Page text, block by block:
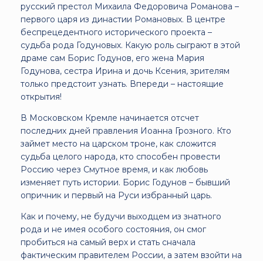
русский престол Михаила Федоровича Романова –
первого царя из династии Романовых. В центре
беспрецедентного исторического проекта –
судьба рода Годуновых. Какую роль сыграют в этой
драме сам Борис Годунов, его жена Мария
Годунова, сестра Ирина и дочь Ксения, зрителям
только предстоит узнать. Впереди – настоящие
открытия!
В Московском Кремле начинается отсчет
последних дней правления Иоанна Грозного. Кто
займет место на царском троне, как сложится
судьба целого народа, кто способен провести
Россию через Смутное время, и как любовь
изменяет путь истории. Борис Годунов – бывший
опричник и первый на Руси избранный царь.
Как и почему, не будучи выходцем из знатного
рода и не имея особого состояния, он смог
пробиться на самый верх и стать сначала
фактическим правителем России, а затем взойти на